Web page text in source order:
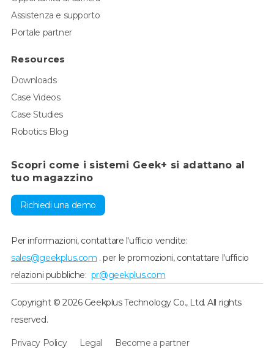
Assistenza e supporto
Portale partner
Resources
Downloads
Case Videos
Case Studies
Robotics Blog
Scopri come i sistemi Geek+ si adattano al
tuo magazzino
Richiedi una demo
Per informazioni, contattare l'ufficio vendite:
sales@geekplus.com . per le promozioni, contattare l'ufficio
relazioni pubbliche: pr@geekplus.com
Copyright © 2026 Geekplus Technology Co., Ltd. All rights
reserved.
Privacy Policy Legal Become a partner